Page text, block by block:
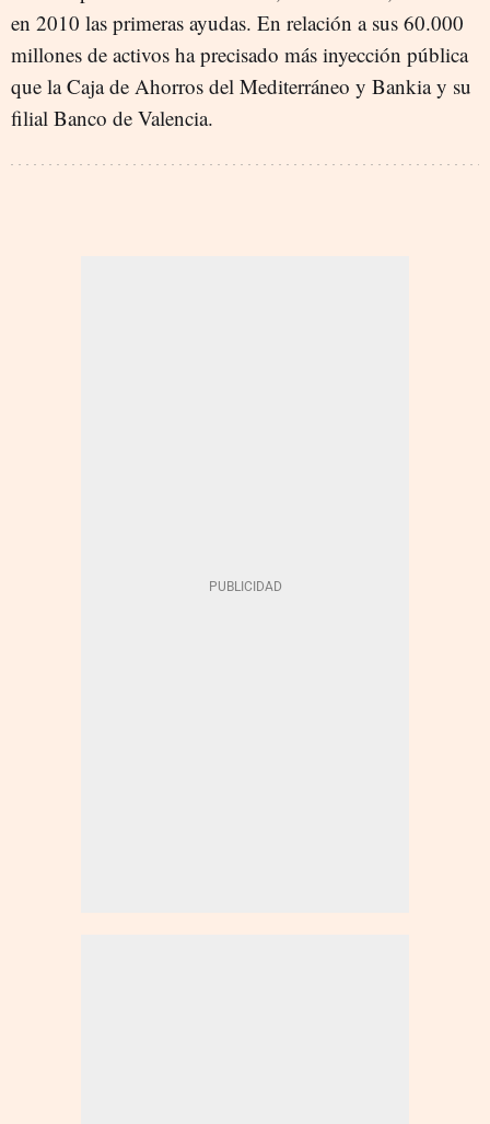
en 2010 las primeras ayudas. En relación a sus 60.000
millones de activos ha precisado más inyección pública
que la Caja de Ahorros del Mediterráneo y Bankia y su
filial Banco de Valencia.